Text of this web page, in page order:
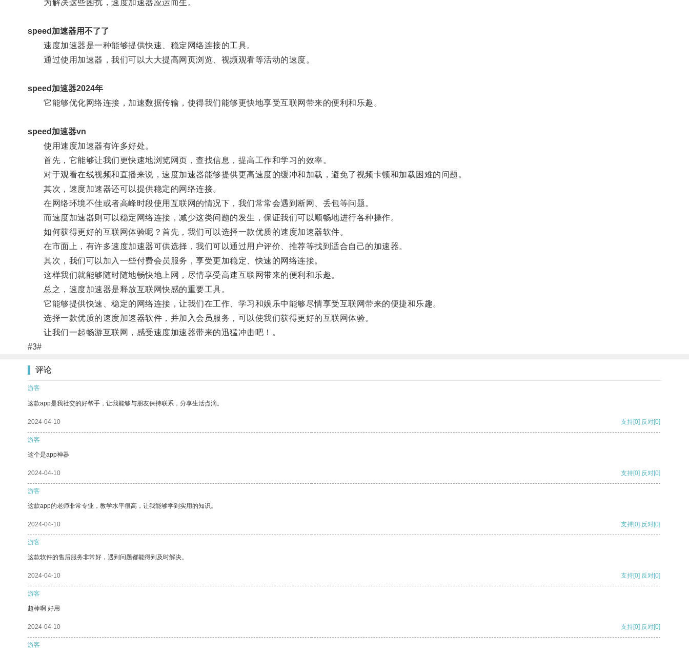
为解决这些困扰，速度加速器应运而生。
speed加速器用不了了
速度加速器是一种能够提供快速、稳定网络连接的工具。
通过使用加速器，我们可以大大提高网页浏览、视频观看等活动的速度。
speed加速器2024年
它能够优化网络连接，加速数据传输，使得我们能够更快地享受互联网带来的便利和乐趣。
speed加速器vn
使用速度加速器有许多好处。
首先，它能够让我们更快速地浏览网页，查找信息，提高工作和学习的效率。
对于观看在线视频和直播来说，速度加速器能够提供更高速度的缓冲和加载，避免了视频卡顿和加载困难的问题。
其次，速度加速器还可以提供稳定的网络连接。
在网络环境不佳或者高峰时段使用互联网的情况下，我们常常会遇到断网、丢包等问题。
而速度加速器则可以稳定网络连接，减少这类问题的发生，保证我们可以顺畅地进行各种操作。
如何获得更好的互联网体验呢？首先，我们可以选择一款优质的速度加速器软件。
在市面上，有许多速度加速器可供选择，我们可以通过用户评价、推荐等找到适合自己的加速器。
其次，我们可以加入一些付费会员服务，享受更加稳定、快速的网络连接。
这样我们就能够随时随地畅快地上网，尽情享受高速互联网带来的便利和乐趣。
总之，速度加速器是释放互联网快感的重要工具。
它能够提供快速、稳定的网络连接，让我们在工作、学习和娱乐中能够尽情享受互联网带来的便捷和乐趣。
选择一款优质的速度加速器软件，并加入会员服务，可以使我们获得更好的互联网体验。
让我们一起畅游互联网，感受速度加速器带来的迅猛冲击吧！。
#3#
评论
游客
这款app是我社交的好帮手，让我能够与朋友保持联系，分享生活点滴。
2024-04-10 支持[0] 反对[0]
游客
这个是app神器
2024-04-10 支持[0] 反对[0]
游客
这款app的老师非常专业，教学水平很高，让我能够学到实用的知识。
2024-04-10 支持[0] 反对[0]
游客
这款软件的售后服务非常好，遇到问题都能得到及时解决。
2024-04-10 支持[0] 反对[0]
游客
超棒啊 好用
2024-04-10 支持[0] 反对[0]
游客